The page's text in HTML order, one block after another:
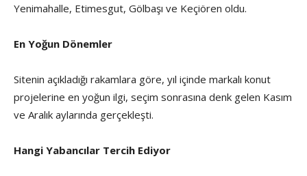
Yenimahalle, Etimesgut, Gölbaşı ve Keçiören oldu.
En Yoğun Dönemler
Sitenin açıkladığı rakamlara göre, yıl içinde markalı konut
projelerine en yoğun ilgi, seçim sonrasına denk gelen Kasım
ve Aralık aylarında gerçekleşti.
Hangi Yabancılar Tercih Ediyor